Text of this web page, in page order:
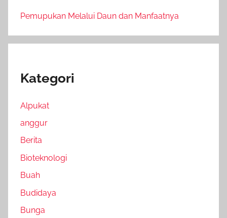
Pemupukan Melalui Daun dan Manfaatnya
Kategori
Alpukat
anggur
Berita
Bioteknologi
Buah
Budidaya
Bunga